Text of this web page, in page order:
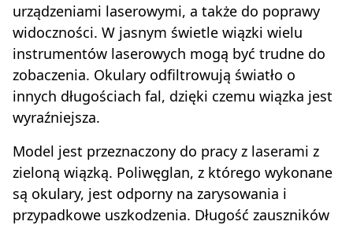
urządzeniami laserowymi, a także do poprawy
widoczności. W jasnym świetle wiązki wielu
instrumentów laserowych mogą być trudne do
zobaczenia. Okulary odfiltrowują światło o
innych długościach fal, dzięki czemu wiązka jest
wyraźniejsza.
Model jest przeznaczony do pracy z laserami z
zieloną wiązką. Poliwęglan, z którego wykonane
są okulary, jest odporny na zarysowania i
przypadkowe uszkodzenia. Długość zauszników